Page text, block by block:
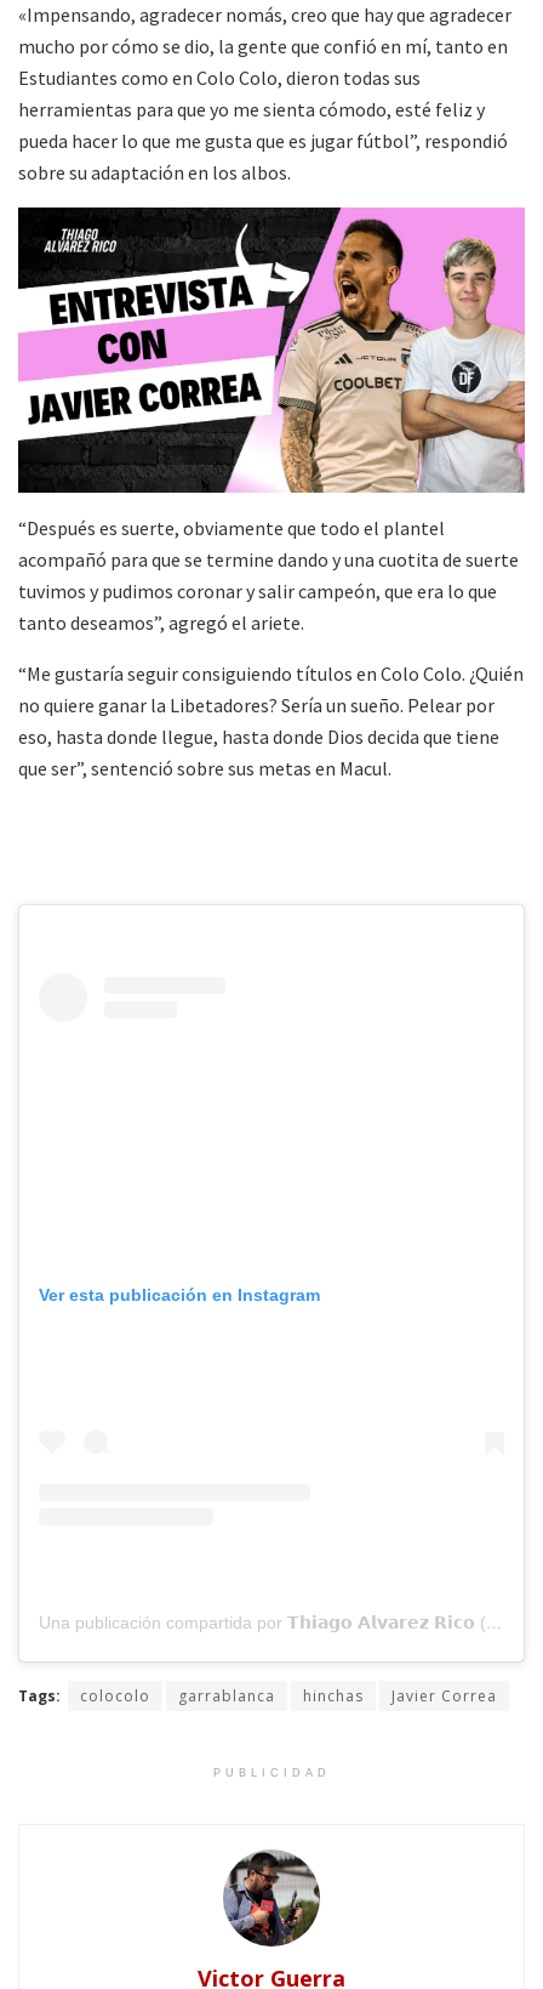
«Impensando, agradecer nomás, creo que hay que agradecer
mucho por cómo se dio, la gente que confió en mí, tanto en
Estudiantes como en Colo Colo, dieron todas sus
herramientas para que yo me sienta cómodo, esté feliz y
pueda hacer lo que me gusta que es jugar fútbol”, respondió
sobre su adaptación en los albos.
“Después es suerte, obviamente que todo el plantel
acompañó para que se termine dando y una cuotita de suerte
tuvimos y pudimos coronar y salir campeón, que era lo que
tanto deseamos”, agregó el ariete.
“Me gustaría seguir consiguiendo títulos en Colo Colo. ¿Quién
no quiere ganar la Libetadores? Sería un sueño. Pelear por
eso, hasta donde llegue, hasta donde Dios decida que tiene
que ser”, sentenció sobre sus metas en Macul.
Ver esta publicación en Instagram
Una publicación compartida por 𝗧𝗵𝗶𝗮𝗴𝗼 𝗔𝗹𝘃𝗮𝗿𝗲𝘇 𝗥𝗶𝗰𝗼 (Datazo Futbol) (@thiagoalvarezrico_)
Tags: colocolo garrablanca hinchas Javier Correa
PUBLICIDAD
Victor Guerra